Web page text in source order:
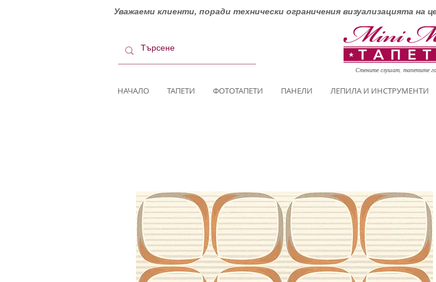
Уважаеми клиенти, поради технически ограничения визуализацията на
Стените слушат, тапетите
НАЧАЛО ТАПЕТИ ФОТОТАПЕТИ ПАНЕЛИ ЛЕПИЛА И ИНСТРУМЕНТИ